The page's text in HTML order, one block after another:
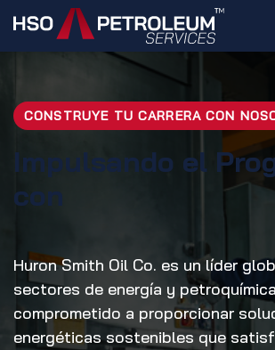
Ir al contenido
CONSTRUYE TU CARRERA CON
Impulsando el
con
Huron Smith Oil Co. es un líder
sectores de energía y
comprometido a proporcionar
energéticas sostenibles que